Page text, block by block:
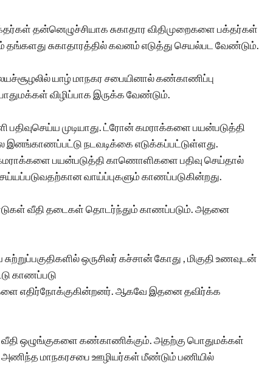
தன்னெழுச்சியாக சுகாதார விதிமுறைகளை பக்தர்கள்
சுகாதாரத்தில் கவனம் எடுத்து செயல்பட வேண்டும்.
யாழ் மாநகர சபையினால் கண்காணிப்பு
விழிப்பாக இருக்க வேண்டும்.
முடியாது. ட்ரோன் கமராக்களை பயன்படுத்தி
நடவடிக்கை எடுக்கப்பட்டுள்ளது.
பயன்படுத்தி காணொளிகளை பதிவு செய்தால்
வாய்ப்புகளும் காணப்படுகின்றது.
வீதி தடைகள் தொடர்ந்தும் காணப்படும். அதனை
ஒருசிலர் கச்சான் கோது , மிகுதி உணவுடன்
காணப்படு
எதிர்நோக்குகின்றனர். ஆகவே இதனை தவிர்க்க
ஒழுங்குகளை கண்காணிக்கும். அதற்கு பொதுமக்கள்
மாநகரசபை ஊழியர்கள் மீண்டும் பணியில்